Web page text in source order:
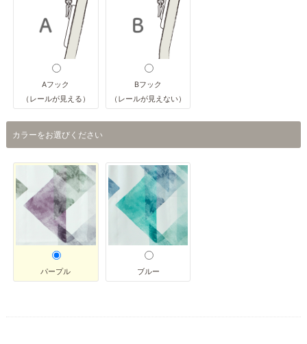
Aフック
（レールが見える）
Bフック
（レールが見えない）
カラーをお選びください
パープル ブルー